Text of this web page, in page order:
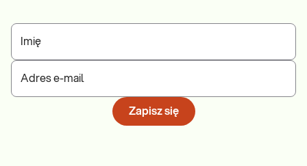
Imię
Adres e-mail
Zapisz się